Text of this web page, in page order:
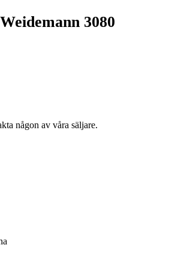
3080
någon av våra säljare.